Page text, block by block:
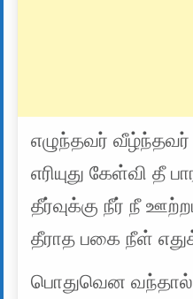
எழுந்தவர் வீழ்ந்தவர்
எரியுது கேள்வி தீ
தீர்வுக்கு நீர் நீ
தீராத பகை நீள்
பொதுவென வந்தால்